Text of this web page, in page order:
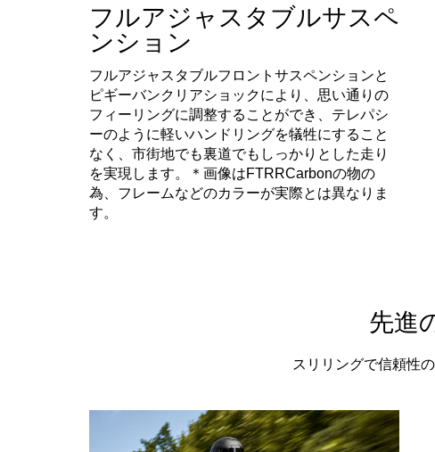
フルアジャスタブルサスペ
ンション
フルアジャスタブルフロントサスペンションと
ピギーバンクリアショックにより、思い通りの
フィーリングに調整することができ、テレパシ
ーのように軽いハンドリングを犠牲にすること
なく、市街地でも裏道でもしっかりとした走り
を実現します。＊画像はFTRRCarbonの物の
為、フレームなどのカラーが実際とは異なりま
す。
先進
スリリングで信頼性